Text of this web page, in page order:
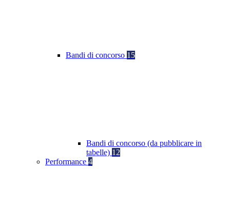
Bandi di concorso 15
Bandi di concorso (da pubblicare in
tabelle) 12
Performance 4